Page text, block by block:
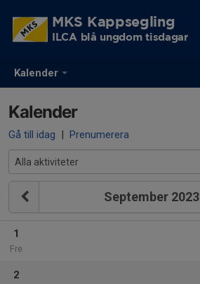
Kalender
MKS Kappsegling
ILCA blå ungdom tisdagar
Kalender
Gå till idag | Prenumerera
September 2023
1
Fre
2